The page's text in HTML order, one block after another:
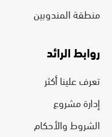
منطقة المندوبين
روابط الرائد
تعرف علينا أكثر
إدارة مشروع
الشروط والأحكام